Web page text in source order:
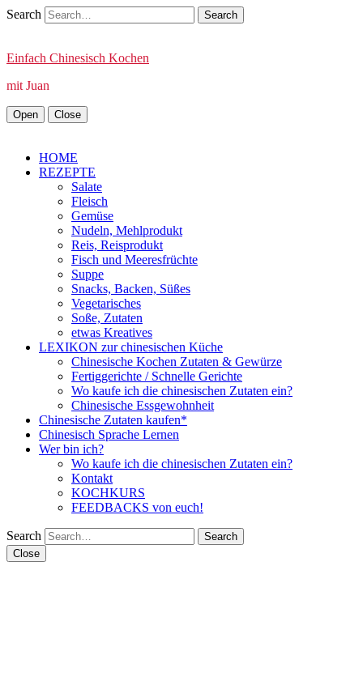
Search
Einfach Chinesisch Kochen
mit Juan
Open Close
HOME
REZEPTE
Salate
Fleisch
Gemüse
Nudeln, Mehlprodukt
Reis, Reisprodukt
Fisch und Meeresfrüchte
Suppe
Snacks, Backen, Süßes
Vegetarisches
Soße, Zutaten
etwas Kreatives
LEXIKON zur chinesischen Küche
Chinesische Kochen Zutaten & Gewürze
Fertiggerichte / Schnelle Gerichte
Wo kaufe ich die chinesischen Zutaten ein?
Chinesische Essgewohnheit
Chinesische Zutaten kaufen*
Chinesisch Sprache Lernen
Wer bin ich?
Wo kaufe ich die chinesischen Zutaten ein?
Kontakt
KOCHKURS
FEEDBACKS von euch!
Search
Close